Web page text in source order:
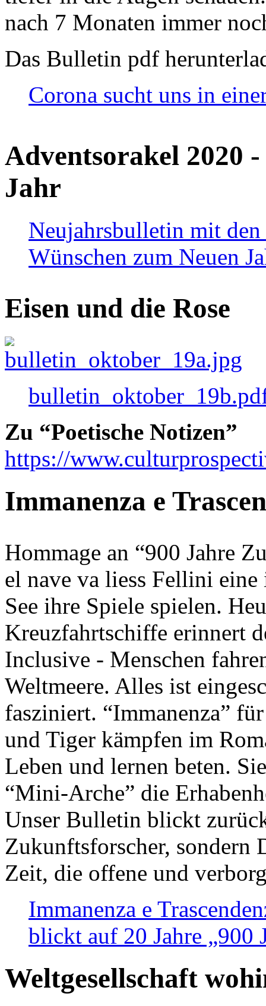
nach 7 Monaten immer
Das Bulletin pdf
Corona sucht uns in
Adventsorakel 2020
Jahr
Neujahrsbulletin mit den
Wünschen zum Neuen
Eisen und die Rose
Zu “Poetische Notizen”
https://
Immanenza e
Hommage an “900 Jahre
el nave va liess Fellini
See ihre Spiele spielen.
Kreuzfahrtschiffe erinnert
Inclusive - Menschen
Weltmeere. Alles ist
fasziniert. “Immanenza”
und Tiger kämpfen im
Leben und lernen beten.
“Mini-Arche” die
Unser Bulletin blickt
Zukunftsforscher, sondern
Zeit, die offene und
Immanenza e
blickt auf 20 Jahre „900
Weltgesellschaft